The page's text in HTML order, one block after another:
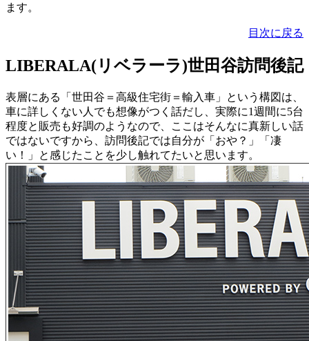
ます。
目次に戻る
LIBERALA(リベラーラ)世田谷訪問後記
表層にある「世田谷＝高級住宅街＝輸入車」という構図は、
車に詳しくない人でも想像がつく話だし、実際に1週間に5台
程度と販売も好調のようなので、ここはそんなに真新しい話
ではないですから、訪問後記では自分が「おや？」「凄
い！」と感じたことを少し触れてたいと思います。